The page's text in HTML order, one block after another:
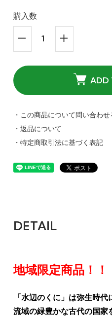
購入数
ADD
・この商品について問い合わせ
・返品について
・特定商取引法に基づく表記
DETAIL
地域限定商品！！
「水辺のくに」は弥生時代
流域の緑豊かな古代の国家